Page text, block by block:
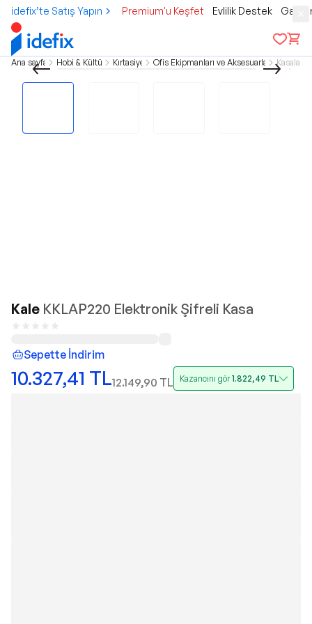
idefix’te Satış Yapın Premium'u Keşfet Evlilik Destek
Ana sayfa Hobi & Kültür Kırtasiye Ofis Ekipmanları ve Aksesuarları Kasalar
Kale KKLAP220 Elektronik Şifreli Kasa
Sepette İndirim
10.327,41 TL12.149,90 TL Kazancını gör1.822,49 TL